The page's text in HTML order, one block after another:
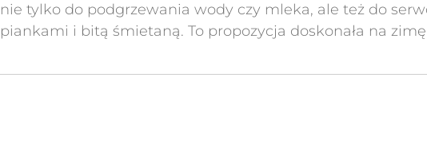
nie tylko do podgrzewania wody czy mleka, ale też do
piankami i bitą śmietaną. To propozycja doskonała na